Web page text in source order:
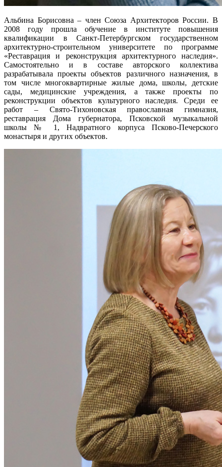
Альбина Борисовна – член Союза Архитекторов России. В
2008 году прошла обучение в институте повышения
квалификации в Санкт-Петербургском государственном
архитектурно-строительном университете по программе
«Реставрация и реконструкция архитектурного наследия».
Самостоятельно и в составе авторского коллектива
разрабатывала проекты объектов различного назначения, в
том числе многоквартирные жилые дома, школы, детские
сады, медицинские учреждения, а также проекты по
реконструкции объектов культурного наследия. Среди ее
работ – Свято-Тихоновская православная гимназия,
реставрация Дома губернатора, Псковской музыкальной
школы № 1, Надвратного корпуса Псково-Печерского
монастыря и других объектов.